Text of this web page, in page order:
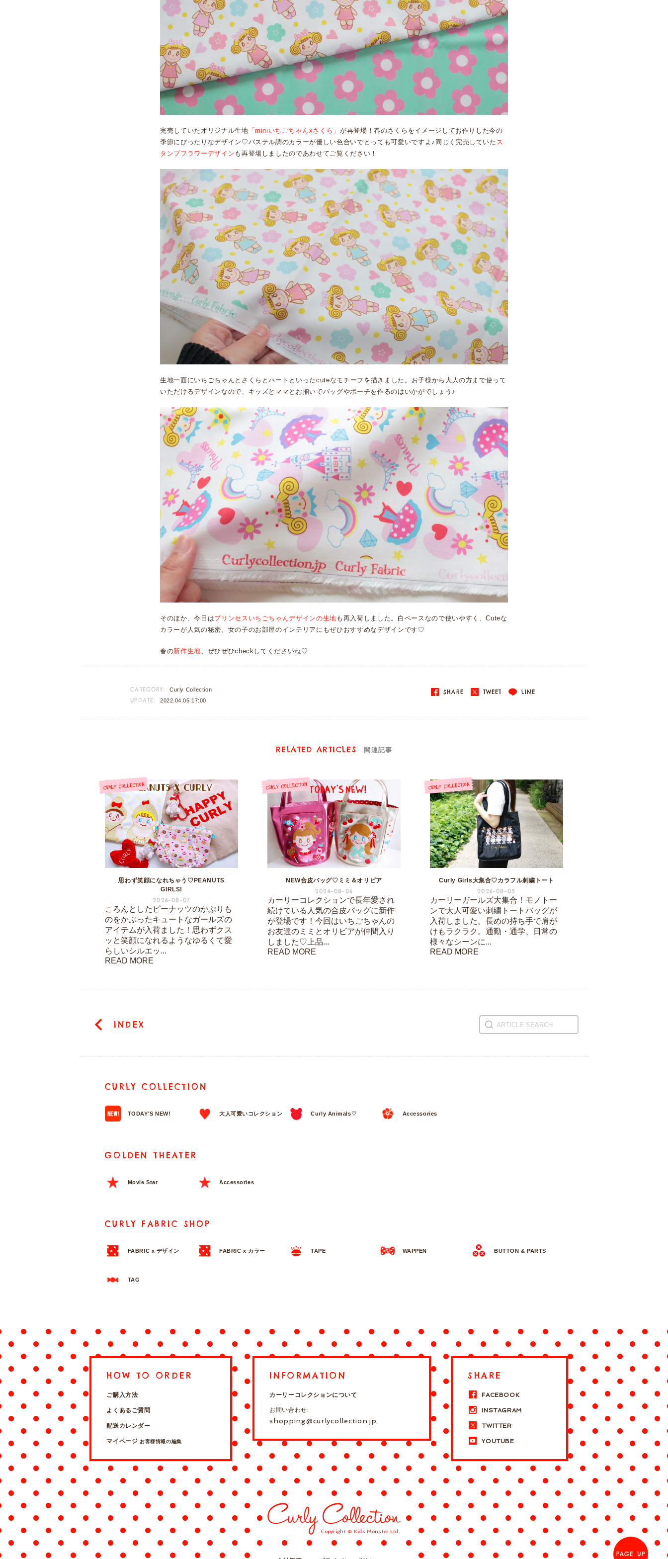
完売していたオリジナル生地 「miniいちごちゃんxさくら」が再登場！春のさくらをイメージしてお作りした今の
季節にぴったりなデザイン♡パステル調のカラーが優しい色合いでとっても可愛いですよ♪同じく完売していた ス
タンプフラワーデザイン も再登場しましたのであわせてご覧ください！
生地一面にいちごちゃんとさくらとハートといったcuteなモチーフを描きました。お子様から大人の方まで使って
いただけるデザインなので、キッズとママとお揃いでバッグやポーチを作るのはいかがでしょう♪
そのほか、今日はプリンセスいちごちゃんデザインの生地 も再入荷しました。白ベースなので使いやすく、Cuteな
カラーが人気の秘密。女の子のお部屋のインテリアにもぜひおすすめなデザインです♡
春の新作生地 、ぜひぜひcheckしてくださいね♡
CATEGORY: Curly Collection
UPDATE: 2022.04.05 17:00
SHARE TWEET LINE
RELATED ARTICLES 関連記事
思わず笑顔になれちゃう♡PEANUTS
GIRLS!
2026-08-07
ころんとしたピーナッツのかぶりも
のをかぶったキュートなガールズの
アイテムが入荷ました！思わずクス
ッと笑顔になれるようなゆるくて愛
らしいシルエッ...
READ MORE
NEW合皮バッグ♡ミミ＆オリビア
2026-08-06
カーリーコレクションで長年愛され
続けている人気の合皮バッグに新作
が登場です！今回はいちごちゃんの
お友達のミミとオリビアが仲間入り
しました♡上品...
READ MORE
Curly Girls大集合♡カラフル刺繍トート
2026-08-05
カーリーガールズ大集合！モノトー
ンで大人可愛い刺繍トートバッグが
入荷しました。長めの持ち手で肩が
けもラクラク。通勤・通学、日常の
様々なシーンに...
READ MORE
INDEX
CURLY COLLECTION
TODAY'S NEW! 大人可愛いコレクション Curly Animals♡ Accessories
GOLDEN THEATER
Movie Star Accessories
CURLY FABRIC SHOP
FABRIC x デザイン FABRIC x カラー TAPE WAPPEN BUTTON & PARTS
TAG
HOW TO ORDER
ご購入方法
よくあるご質問
配送カレンダー
マイページお客様情報の編集
INFORMATION
カーリーコレクションについて
お問い合わせ:
shopping@curlycollection.jp
SHARE
FACEBOOK
INSTAGRAM
TWITTER
YOUTUBE
Copyright © Kids Monster Ltd.
PAGE UP